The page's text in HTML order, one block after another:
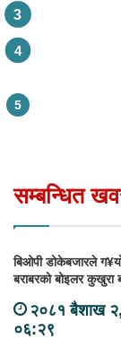
सम्बन्धित
बिओपी डोकेबजारले
बराबरको बोइलर कुखुरा
२०८१ बैशाख
०६:२९